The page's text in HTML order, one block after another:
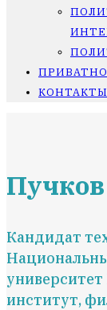
КОНТАКТЫ
Кандидат
институт,